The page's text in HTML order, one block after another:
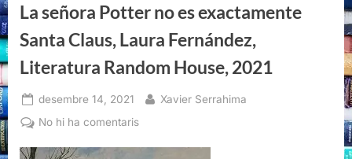
Fernández,
Literatura
Random
House,
La señora Potter no es exactamente
Santa Claus, Laura Fernández,
Literatura Random House, 2021
Posted
on
desembre 14, 2021 By
Xavier Serrahima
No hi ha comentarisa